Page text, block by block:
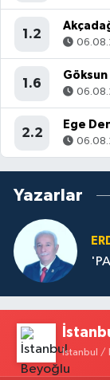
1.2
1.6
2.2
Ege
Yazarlar
İstanbul /